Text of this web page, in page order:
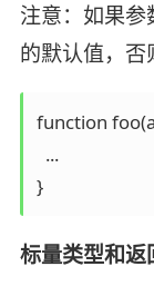
注意：如果
的默认值，否
function
  ...
}
标量类型和返